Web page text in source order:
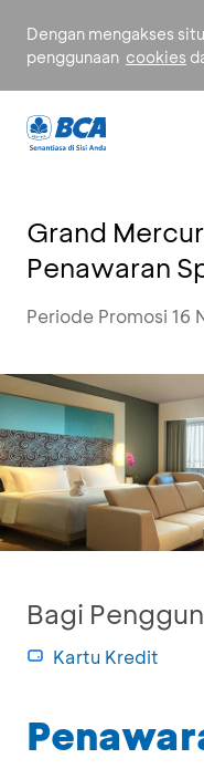
Dengan mengakses
penggunaan cookies
Grand
Penawaran
Periode Promosi 16
Bagi
Kartu Kredit